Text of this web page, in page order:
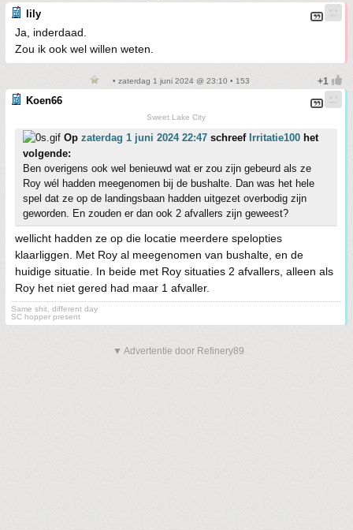
lily
Ja, inderdaad.
Zou ik ook wel willen weten.
• zaterdag 1 juni 2024 @ 23:10 • 153
Koen66
Sweet Lake City
Op zaterdag 1 juni 2024 22:47 schreef Irritatie100 het
volgende:
Ben overigens ook wel benieuwd wat er zou zijn gebeurd als ze
Roy wél hadden meegenomen bij de bushalte. Dan was het hele
spel dat ze op de landingsbaan hadden uitgezet overbodig zijn
geworden. En zouden er dan ook 2 afvallers zijn geweest?
wellicht hadden ze op die locatie meerdere spelopties
klaarliggen. Met Roy al meegenomen van bushalte, en de
huidige situatie. In beide met Roy situaties 2 afvallers, alleen als
Roy het niet gered had maar 1 afvaller.
Same shit, different day
SC hopper present
▼ Advertentie door Refinery89